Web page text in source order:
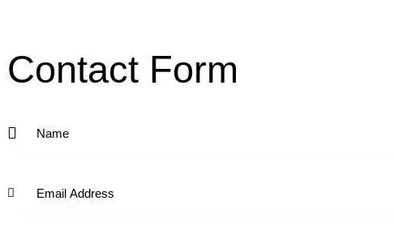
Contact Form